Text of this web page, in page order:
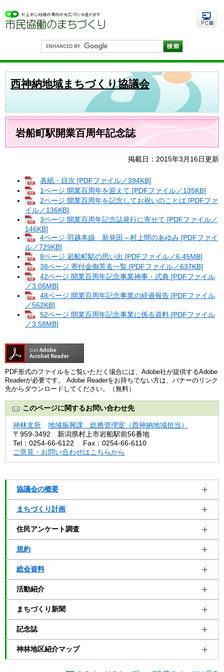
ー
ジ
の
ニ
ュ
ー
G
o
o
e
カ
タ
ム
検
索
西神納地域まちづくり協議会
本
岩船町駅開業百周年記念誌
掲載日：2015年3月16日更新
表紙・目次 [PDFファイル／394KB]
1ページ 開業百周年を迎えて [PDFファイル／135KB]
2ページ 開業百周年を記念してお祝いのことば [PDFファ
イル／136KB]
3ページ 開業百周年記念誌発行に寄せて [PDFファイル／
146KB]
4ページ 羽越本線 新発田～村上間のあゆみ [PDFファイ
ル／729KB]
8ページ 岩船町駅の思い出 [PDFファイル／6.45MB]
38ページ 寄付金御芳名一覧 [PDFファイル／637KB]
42ページ 開業百周年記念事業神事・式典 [PDFファイル
／3.06MB]
48ページ 開業百周年記念事業の経過報告 [PDFファイル
／562KB]
52ページ 開業百周年記念事業に係る資料 [PDFファイル
／3.58MB]
PDF形式のファイルをご覧いただく場合には、Adobe社が提供するAdobe
Readerが必要です。
Adobe Readerをお持ちでない方は、バナーのリンク
先からダウンロードしてください。（無料）
このページに関するお問い合わせ先
神林支所
地域振興課 総務管理室（西神納地域担当）
〒959-3492
新潟県村上市岩船駅前56番地
Tel：0254-66-6122
Fax：0254-66-6110
ご意見・お問い合わせはこちらから
協議会の概要
まちづくり計画
住民アンケート調査
規約
総会資料
活動紹介
まちづくり新聞
記念誌
神林地区紹介マップ